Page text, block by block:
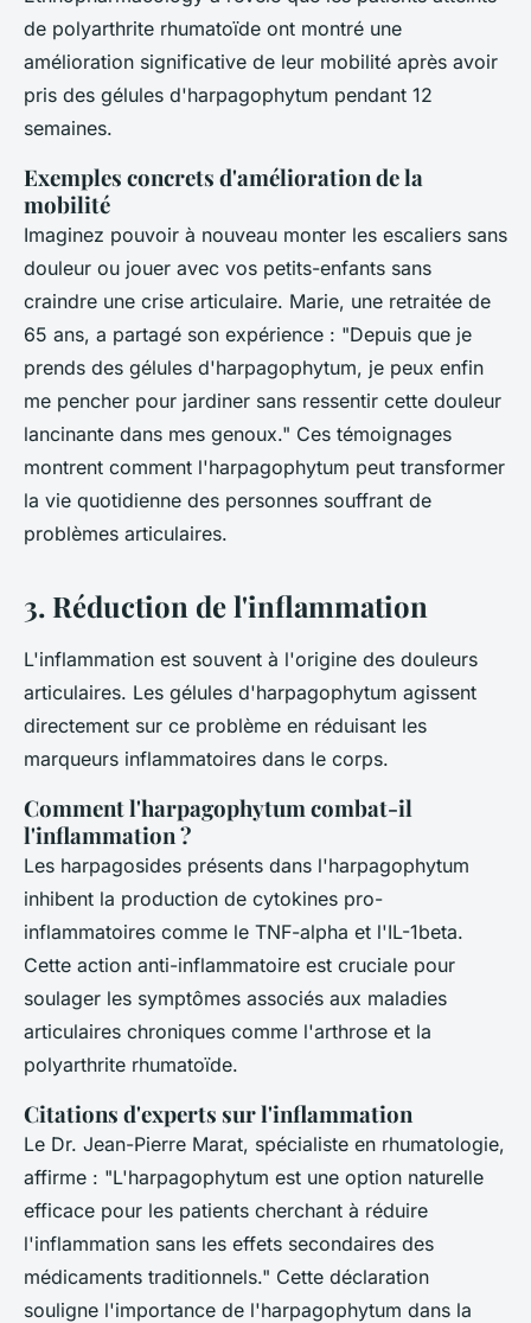
de polyarthrite rhumatoïde ont montré une
amélioration significative de leur mobilité après avoir
pris des gélules d'harpagophytum pendant 12
semaines.
Exemples concrets d'amélioration de la
mobilité
Imaginez pouvoir à nouveau monter les escaliers sans
douleur ou jouer avec vos petits-enfants sans
craindre une crise articulaire. Marie, une retraitée de
65 ans, a partagé son expérience : "Depuis que je
prends des gélules d'harpagophytum, je peux enfin
me pencher pour jardiner sans ressentir cette douleur
lancinante dans mes genoux." Ces témoignages
montrent comment l'harpagophytum peut transformer
la vie quotidienne des personnes souffrant de
problèmes articulaires.
3. Réduction de l'inflammation
L'inflammation est souvent à l'origine des douleurs
articulaires. Les gélules d'harpagophytum agissent
directement sur ce problème en réduisant les
marqueurs inflammatoires dans le corps.
Comment l'harpagophytum combat-il
l'inflammation ?
Les harpagosides présents dans l'harpagophytum
inhibent la production de cytokines pro-
inflammatoires comme le TNF-alpha et l'IL-1beta.
Cette action anti-inflammatoire est cruciale pour
soulager les symptômes associés aux maladies
articulaires chroniques comme l'arthrose et la
polyarthrite rhumatoïde.
Citations d'experts sur l'inflammation
Le Dr. Jean-Pierre Marat, spécialiste en rhumatologie,
affirme : "L'harpagophytum est une option naturelle
efficace pour les patients cherchant à réduire
l'inflammation sans les effets secondaires des
médicaments traditionnels." Cette déclaration
souligne l'importance de l'harpagophytum dans la